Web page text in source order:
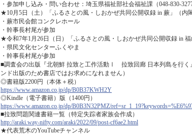
・参加申し込み・問い合わせ：埼玉県福祉部社会福祉課（048-830-3277
★10月5日（土）「ふるさとの風・しおかぜ共同公開収録 in 蕨」（内
・蕨市民会館コンクレホール
・幹事長村尾が参加
★令和7年1月26日（日）「ふるさとの風・しおかぜ共同公開収録 in
・県民文化センターふくやま
・幹事長村尾が参加
■調査会の出版『北朝鮮 拉致と工作活動Ⅰ 拉致回廊 日本列島を行く
ンド出版のため書店ではお求めになれません）
◎書籍版2200円（本体＋税）
https://www.amazon.co.jp/dp/B0B37KWH2Y
◎Kindle（電子書籍）版（1400円）
https://www.amazon.co.jp/dp/B0B3N32PMZ/
■拉致問題関連書籍一覧（特定失踪者家族会作成）
http://araki.way-nifty.com/araki/2022/09/post-cf6ae2.html
★代表荒木のYouTubeチャンネル